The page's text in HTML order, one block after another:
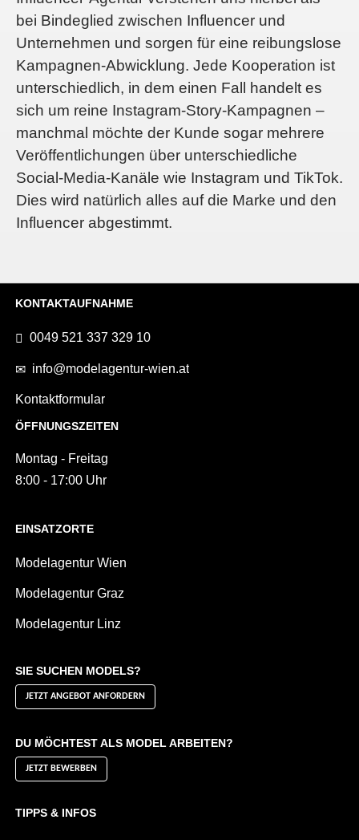
bei Bindeglied zwischen Influencer und
Unternehmen und sorgen für eine reibungslose
Kampagnen-Abwicklung. Jede Kooperation ist
unterschiedlich, in dem einen Fall handelt es
sich um reine Instagram-Story-Kampagnen –
manchmal möchte der Kunde sogar mehrere
Veröffentlichungen über unterschiedliche
Social-Media-Kanäle wie Instagram und TikTok.
Dies wird natürlich alles auf die Marke und den
Influencer abgestimmt.
KONTAKTAUFNAHME
0049 521 337 329 10
info@modelagentur-wien.at
Kontaktformular
ÖFFNUNGSZEITEN
Montag - Freitag
8:00 - 17:00 Uhr
EINSATZORTE
Modelagentur Wien
Modelagentur Graz
Modelagentur Linz
SIE SUCHEN MODELS?
JETZT ANGEBOT ANFORDERN
DU MÖCHTEST ALS MODEL ARBEITEN?
JETZT BEWERBEN
TIPPS & INFOS